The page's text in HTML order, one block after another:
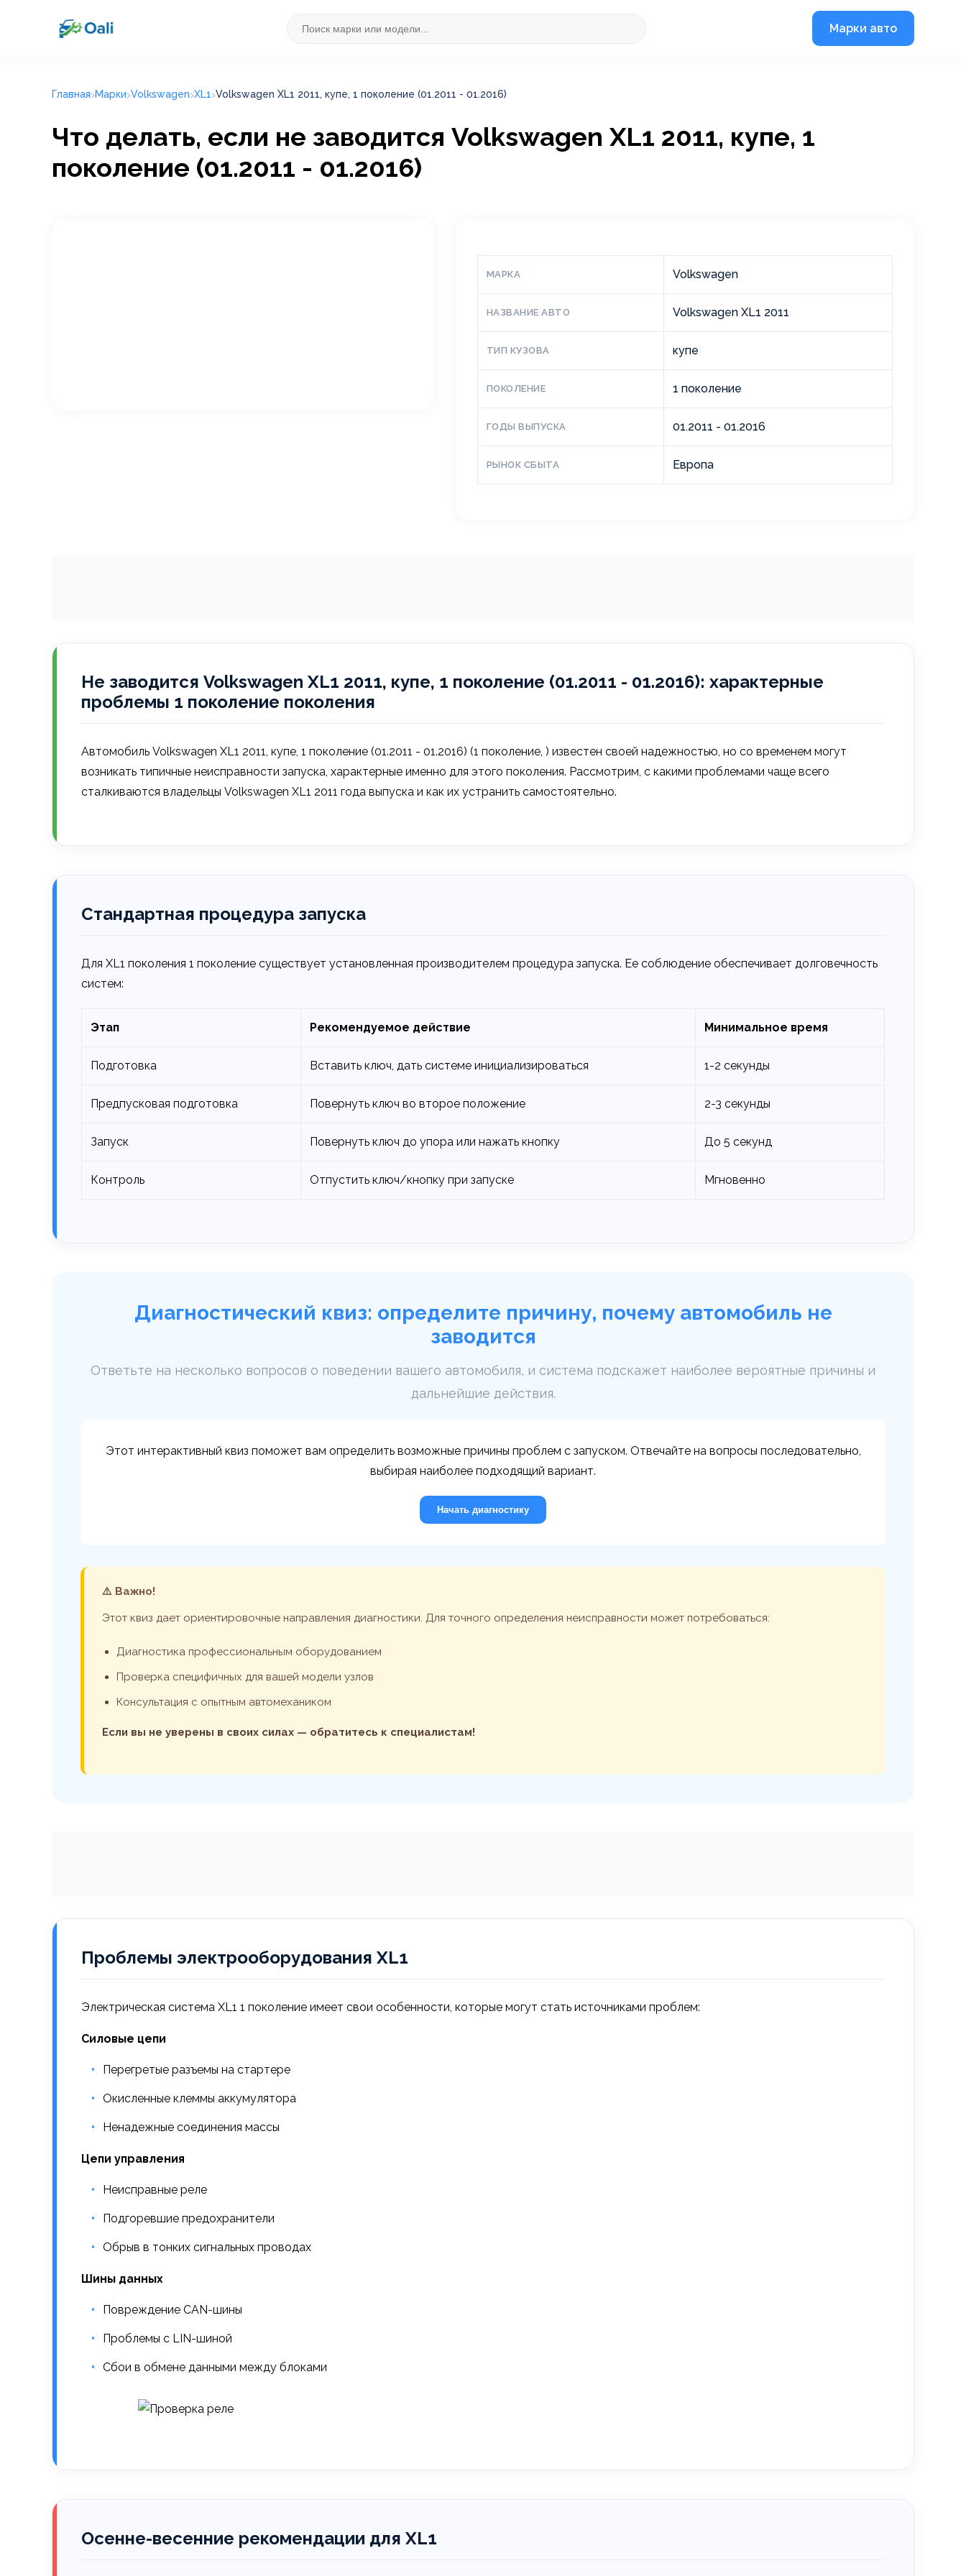
Марки авто
Главная Марки Volkswagen XL1 Volkswagen XL1 2011, купе, 1 поколение (01.2011 - 01.2016)
Что делать, если не заводится Volkswagen XL1 2011, купе, 1
поколение (01.2011 - 01.2016)
МАРКА Volkswagen
НАЗВАНИЕ АВТО Volkswagen XL1 2011
ТИП КУЗОВА купе
ПОКОЛЕНИЕ 1 поколение
ГОДЫ ВЫПУСКА 01.2011 - 01.2016
РЫНОК СБЫТА Европа
Не заводится Volkswagen XL1 2011, купе, 1 поколение (01.2011 - 01.2016): характерные
проблемы 1 поколение поколения
Автомобиль Volkswagen XL1 2011, купе, 1 поколение (01.2011 - 01.2016) (1 поколение, ) известен своей надежностью, но со временем могут
возникать типичные неисправности запуска, характерные именно для этого поколения. Рассмотрим, с какими проблемами чаще всего
сталкиваются владельцы Volkswagen XL1 2011 года выпуска и как их устранить самостоятельно.
Стандартная процедура запуска
Для XL1 поколения 1 поколение существует установленная производителем процедура запуска. Ее соблюдение обеспечивает долговечность
систем:
Этап Рекомендуемое действие Минимальное время
Подготовка Вставить ключ, дать системе инициализироваться 1-2 секунды
Предпусковая подготовка Повернуть ключ во второе положение 2-3 секунды
Запуск Повернуть ключ до упора или нажать кнопку До 5 секунд
Контроль Отпустить ключ/кнопку при запуске Мгновенно
Диагностический квиз: определите причину, почему автомобиль не
заводится
Ответьте на несколько вопросов о поведении вашего автомобиля, и система подскажет наиболее вероятные причины и
дальнейшие действия.
Этот интерактивный квиз поможет вам определить возможные причины проблем с запуском. Отвечайте на вопросы последовательно,
выбирая наиболее подходящий вариант.
Начать диагностику
⚠️ Важно!
Этот квиз дает ориентировочные направления диагностики. Для точного определения неисправности может потребоваться:
Диагностика профессиональным оборудованием
Проверка специфичных для вашей модели узлов
Консультация с опытным автомехаником
Если вы не уверены в своих силах — обратитесь к специалистам!
Проблемы электрооборудования XL1
Электрическая система XL1 1 поколение имеет свои особенности, которые могут стать источниками проблем:
Силовые цепи
Перегретые разъемы на стартере
Окисленные клеммы аккумулятора
Ненадежные соединения массы
Цепи управления
Неисправные реле
Подгоревшие предохранители
Обрыв в тонких сигнальных проводах
Шины данных
Повреждение CAN-шины
Проблемы с LIN-шиной
Сбои в обмене данными между блоками
Осенне-весенние рекомендации для XL1